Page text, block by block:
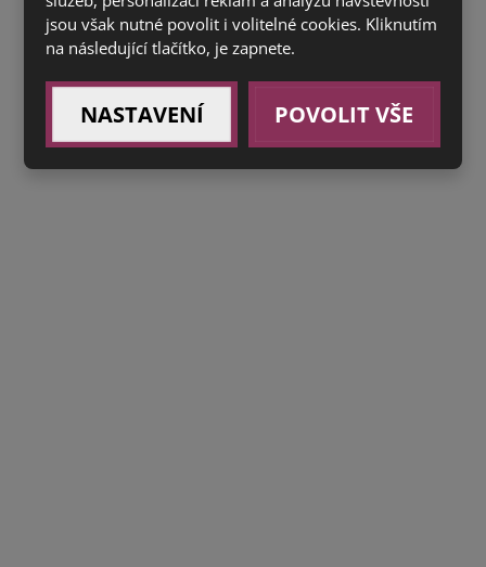
jsou však nutné povolit i volitelné cookies. Kliknutím
na následující tlačítko, je zapnete.
NASTAVENÍ POVOLIT VŠE